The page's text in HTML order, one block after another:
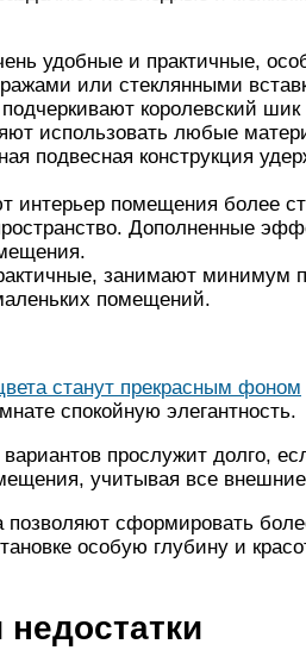
удобные и практичные,
или стеклянными
королевский
использовать любые
подвесная конструкция
интерьер помещения более
Дополненные
занимают минимум
помещений.
станут прекрасным фоном
спокойную элегантность.
прослужит долго,
учитывая все
позволяют сформировать
особую глубину и